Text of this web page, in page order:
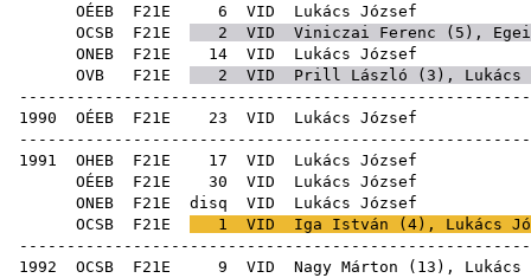
OÉEB F21E 6 VID
OCSB F21E 2 VID Viniczai Ferenc ( 5 ),
ONEB F21E 14 VID
OVB F21E 2 VID Prill László ( 3 ), Lukács
1990 OÉEB F21E 23 VID
1991 OHEB F21E 17 VID
OÉEB F21E 30 VID
ONEB F21E disq VID
OCSB F21E 1 VID Iga István ( 4), Lukács
1992 OCSB F21E 9 VID Nagy Márton ( 13 ), Lukács